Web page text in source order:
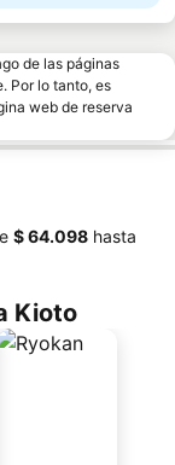
de las páginas
Por lo tanto, es
web de reserva
‎$ 64.098 hasta
Kioto